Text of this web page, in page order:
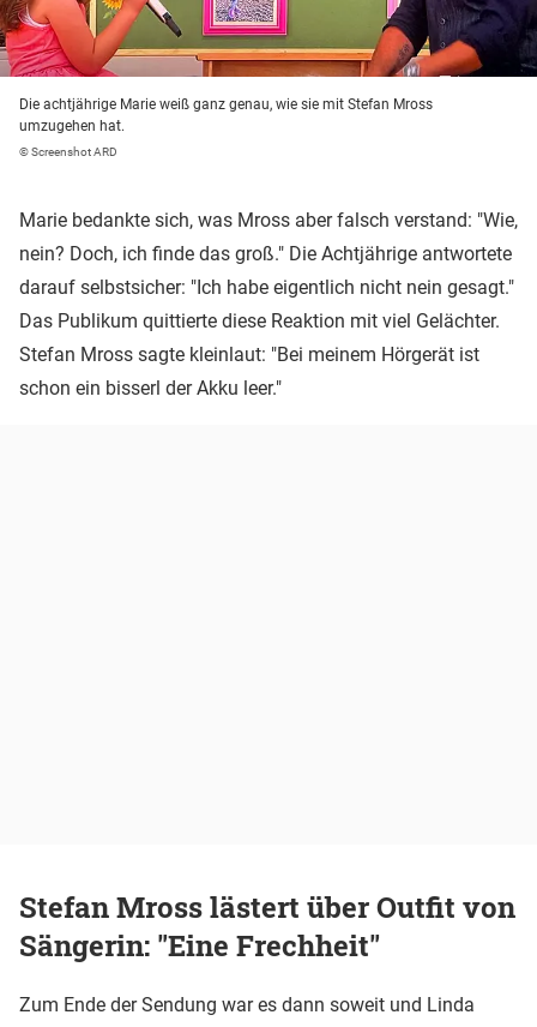
Die achtjährige Marie weiß ganz genau, wie sie mit Stefan Mross
umzugehen hat.
© Screenshot ARD
Marie bedankte sich, was Mross aber falsch verstand: "Wie,
nein? Doch, ich finde das groß." Die Achtjährige antwortete
darauf selbstsicher: "Ich habe eigentlich nicht nein gesagt."
Das Publikum quittierte diese Reaktion mit viel Gelächter.
Stefan Mross sagte kleinlaut: "Bei meinem Hörgerät ist
schon ein bisserl der Akku leer."
Stefan Mross lästert über Outfit von
Sängerin: "Eine Frechheit"
Zum Ende der Sendung war es dann soweit und Linda